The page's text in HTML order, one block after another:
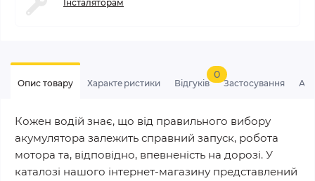
Інсталяторам
Опис товару Характеристики Відгуків
0
Застосування
Кожен водій знає, що від правильного вибору
акумулятора залежить справний запуск, робота
мотора та, відповідно, впевненість на дорозі. У
каталозі нашого інтернет-магазину представлений